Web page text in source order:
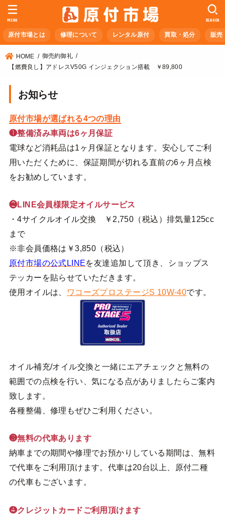
原付市場とは 修理について レンタル原付 買取・処分 販売
SEARCH
MENU
HOME
御売約御礼
【燃費良し】アドレスV50G インジェクション搭載 ￥89,800
お知らせ
原付市場が選ばれる4つの理由
❶整備済み車両は6ヶ月保証
電球など消耗品は1ヶ月保証となります。安心してご利
用いただくために、保証期間が切れる直前の6ヶ月点検
をお勧めしています。
❷LINE会員様限定オイルサービス
・4サイクルオイル交換 ￥2,750（税込）排気量125cc
まで
※非会員価格は￥3,850（税込）
原付市場の公式LINEを友達追加して頂き、ショップス
テッカーを貼らせていただきます。
使用オイルは、
ワコーズプロステージS 10W-40です。
オイル補充/オイル交換と一緒にエアチェックと無料の
範囲での点検を行い、気になる点がありましたらご案内
致します。
各種整備、修理もぜひご利用ください。
❸無料の代車あります
納車までの期間や修理でお預かりしている期間は、無料
で代車をご利用頂けます。代車は20台以上、原付二種
の代車もございます。
❹クレジットカードご利用頂けます